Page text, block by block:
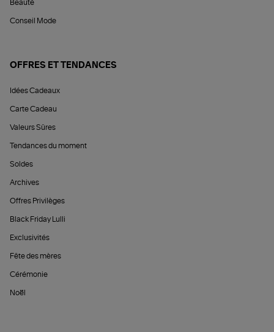
Beauté
Conseil Mode
OFFRES ET TENDANCES
Idées Cadeaux
Carte Cadeau
Valeurs Sûres
Tendances du moment
Soldes
Archives
Offres Privilèges
Black Friday Lulli
Exclusivités
Fête des mères
Cérémonie
Noël